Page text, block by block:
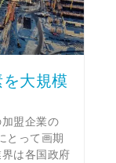
大規模
盟企業の
とって画期
は各国政府